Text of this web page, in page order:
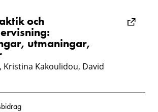
och
utmaningar,
Kristina Kakoulidou, David